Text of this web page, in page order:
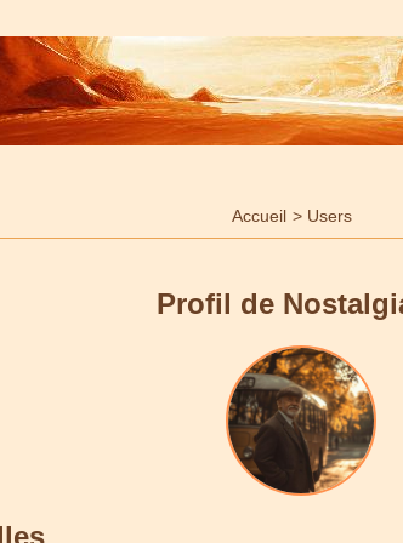
Accueil > Users
Profil de